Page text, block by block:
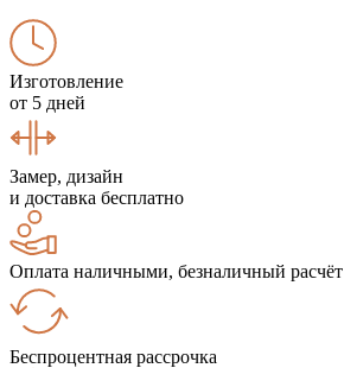
Изготовление
от 5 дней
Замер, дизайн
и доставка бесплатно
Оплата наличными, безналичный расчёт
Беспроцентная рассрочка